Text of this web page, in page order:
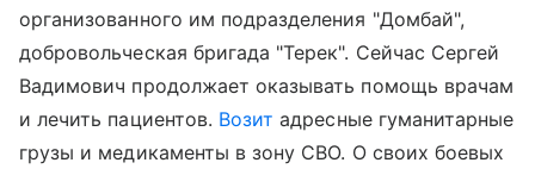
организованного им подразделения "Домбай",
добровольческая бригада "Терек". Сейчас Сергей
Вадимович продолжает оказывать помощь врачам
и лечить пациентов. Возит адресные гуманитарные
грузы и медикаменты в зону СВО. О своих боевых